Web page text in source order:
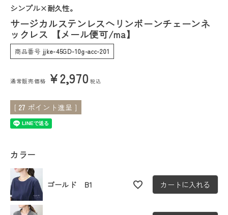
ファッション雑貨
シンプル×耐久性。
サージカルステンレスヘリンボーンチェーンネ
ックレス 【メール便可/ma】
商品番号 jjke-45GD-10g-acc-201
通常販売価格 ¥2,970 税込
[ 27 ポイント進呈 ]
カラー
ゴールド B1 カートに入れる